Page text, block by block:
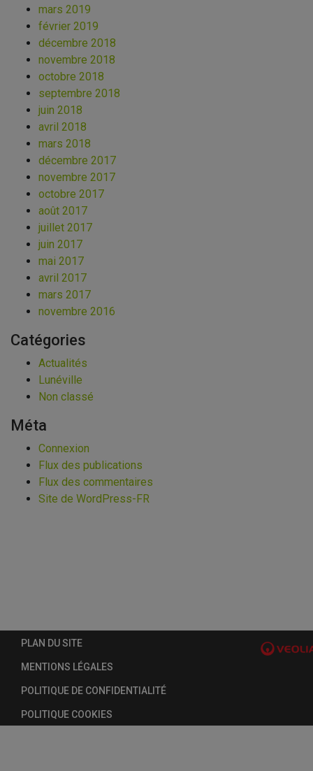
mars 2019
février 2019
décembre 2018
novembre 2018
octobre 2018
septembre 2018
juin 2018
avril 2018
mars 2018
décembre 2017
novembre 2017
octobre 2017
août 2017
juillet 2017
juin 2017
mai 2017
avril 2017
mars 2017
novembre 2016
Catégories
Actualités
Lunéville
Non classé
Méta
Connexion
Flux des publications
Flux des commentaires
Site de WordPress-FR
PLAN DU SITE
MENTIONS LÉGALES
POLITIQUE DE CONFIDENTIALITÉ
POLITIQUE COOKIES